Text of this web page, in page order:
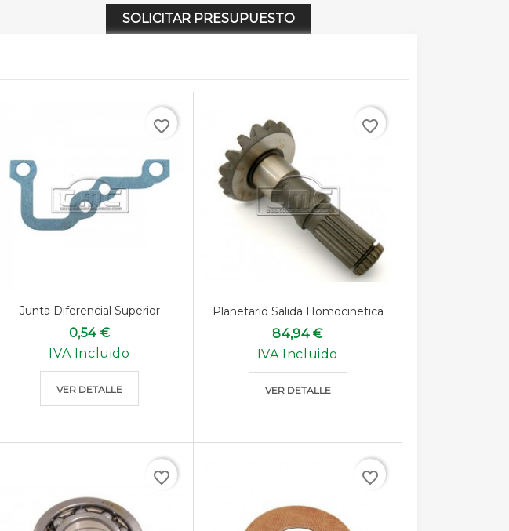
SOLICITAR PRESUPUESTO
Junta Diferencial Superior
0,54 €
IVA Incluido
VER DETALLE
favorite_border
Planetario Salida Homocinetica
84,94 €
IVA Incluido
VER DETALLE
favorite_border
favorite_border favorite_border